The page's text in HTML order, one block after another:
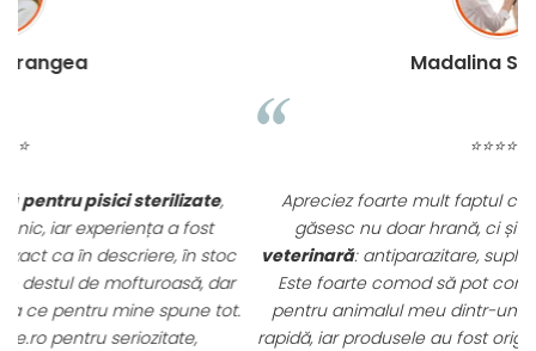
Apreciez foarte mult faptul că peehranaanimale.ro
găsesc nu doar hrană, ci și produse dinfarmacia
veterinară: antiparazitare, suplimente și soluții de îngrijire.
Este foarte comod să pot comanda tot ce am nevoie
pentru animalul meu dintr-un singur loc. Livrarea a fost
rapidă, iar produsele au fost originale și în termen. Magazin